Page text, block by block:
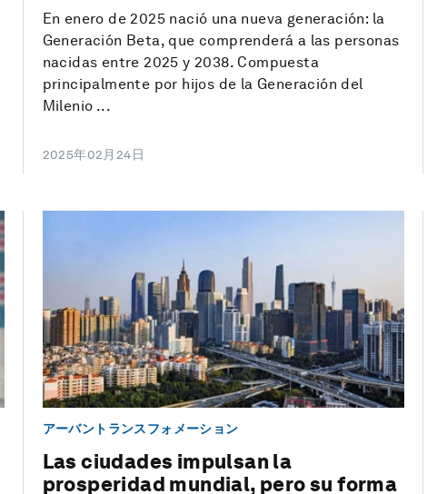
En enero de 2025 nació una nueva generación: la
Generación Beta, que comprenderá a las personas
nacidas entre 2025 y 2038. Compuesta
principalmente por hijos de la Generación del
Milenio ...
2025年02月24日
アーバントランスフォメーション
Las ciudades impulsan la
prosperidad mundial, pero su forma